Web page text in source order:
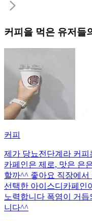
커피 을 먹은 유저들
커피
제가 당뇨전단계라 커피
카페인은 제로, 맛은 은
할까^^ 좋아요 직장에
선택한 아이스디카페인
노력합니다 폭염이 거
니다^^